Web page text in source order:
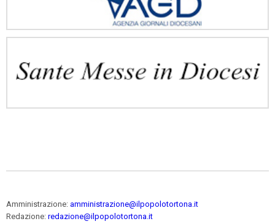
Amministrazione: amministrazione@ilpopolotortona.it
Redazione: redazione@ilpopolotortona.it